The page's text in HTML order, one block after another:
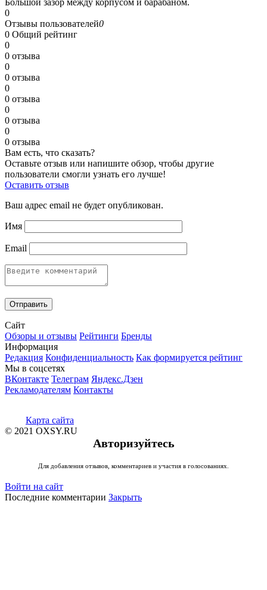
0
Отзывы пользователей0
0 Общий рейтинг
0
0 отзыва
0
0 отзыва
0
0 отзыва
0
0 отзыва
0
0 отзыва
Вам есть, что сказать?
Оставьте отзыв или напишите обзор, чтобы другие
пользователи смогли узнать его лучше!
Оставить отзыв
Ваш адрес email не будет опубликован.
Имя
Email
Сайт
Обзоры и отзывы Рейтинги Бренды
Информация
Редакция Конфиденциальность Как формируется рейтинг
Мы в соцсетях
ВКонтакте Телеграм Яндекс.Дзен
Рекламодателям Контакты
Карта сайта
© 2021 OXSY.RU
Авторизуйтесь
Для добавления отзывов, комментариев и участия в голосованиях.
Войти на сайт
Последние комментарии Закрыть